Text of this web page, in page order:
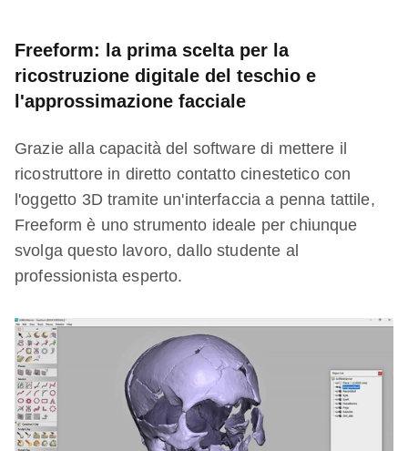
Freeform: la prima scelta per la
ricostruzione digitale del teschio e
l'approssimazione facciale
Grazie alla capacità del software di mettere il
ricostruttore in diretto contatto cinestetico con
l'oggetto 3D tramite un'interfaccia a penna tattile,
Freeform è uno strumento ideale per chiunque
svolga questo lavoro, dallo studente al
professionista esperto.